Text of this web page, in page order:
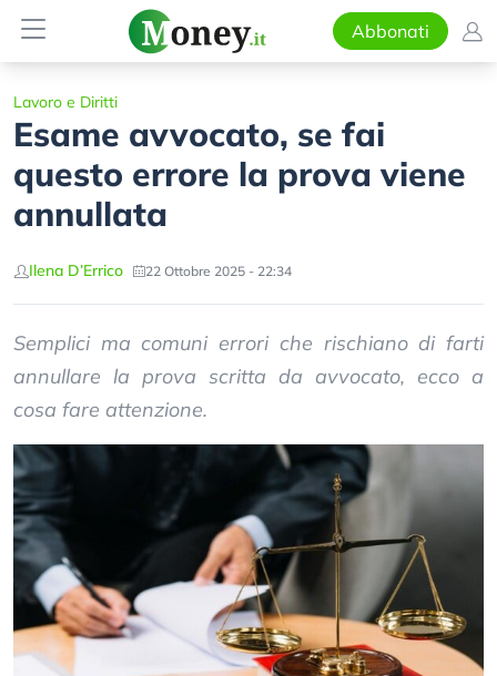
Abbonati
Lavoro e Diritti
Esame avvocato, se fai
questo errore la prova viene
annullata
Ilena D’Errico 22 Ottobre 2025 - 22:34
Semplici ma comuni errori che rischiano di farti
annullare la prova scritta da avvocato, ecco a
cosa fare attenzione.